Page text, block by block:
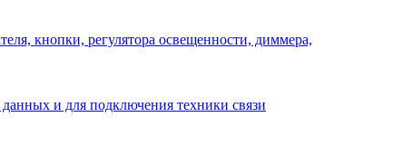
кнопки, регулятора освещенности, диммера,
и для подключения техники связи